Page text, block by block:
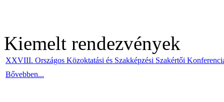
Kiemelt rendezvények
XXVIII. Országos Közoktatási és Szakképzési Szakértői
Bővebben...